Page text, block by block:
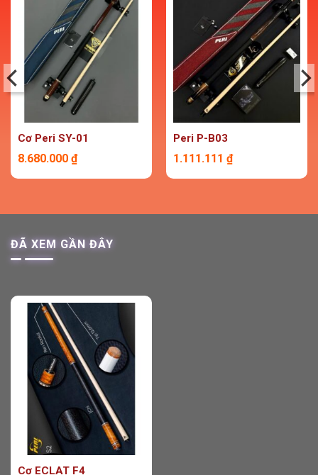
Cơ Peri SY-01
8.680.000 ₫
Peri P-B03
1.111.111 ₫
ĐÃ XEM GẦN ĐÂY
Cơ ECLAT F4